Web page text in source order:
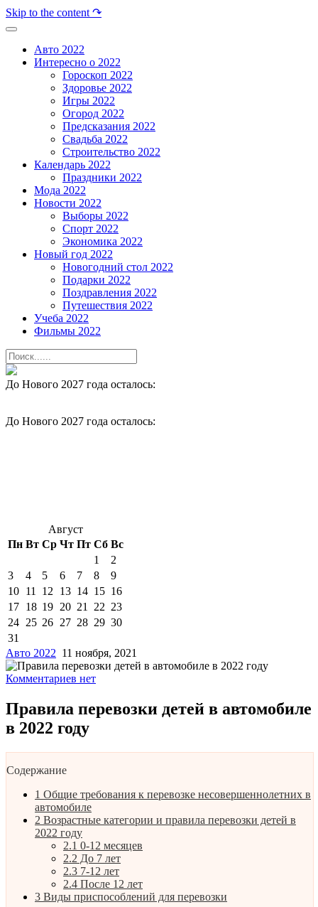
Skip to the content ↷
Авто 2022
Интересно о 2022
Гороскоп 2022
Здоровье 2022
Игры 2022
Огород 2022
Предсказания 2022
Свадьба 2022
Строительство 2022
Календарь 2022
Праздники 2022
Мода 2022
Новости 2022
Выборы 2022
Спорт 2022
Экономика 2022
Новый год 2022
Новогодний стол 2022
Подарки 2022
Поздравления 2022
Путешествия 2022
Учеба 2022
Фильмы 2022
До Нового 2027 года осталось:
До Нового 2027 года осталось:
Август
Пн Вт Ср Чт Пт Сб Вс
1
2
3
4 5 6 7 8
9
10 11 12 13 14 15 16
17 18 19 20 21 22 23
24 25 26 27 28 29 30
31
Авто 2022 11 ноября, 2021
Комментариев нет
Правила перевозки детей в автомобиле
в 2022 году
Содержание
1 Общие требования к перевозке несовершеннолетних в
автомобиле
2 Возрастные категории и правила перевозки детей в
2022 году
2.1 0-12 месяцев
2.2 До 7 лет
2.3 7-12 лет
2.4 После 12 лет
3 Виды приспособлений для перевозки